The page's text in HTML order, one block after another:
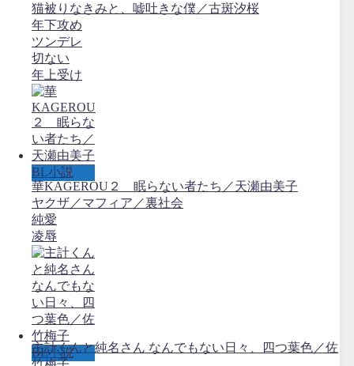
猫被りなきみと、嘘吐きな僕／古斑汐桜
年下攻め
ツンデレ
切ない
年上受け
BL小説
華KAGEROU２ 眠らない者たち／天瀬由美子
ヤクザ／マフィア／裏社会
純愛
凌辱
BL小説
主計くんと純名さん なんでもない日々、四つ葉色／佐